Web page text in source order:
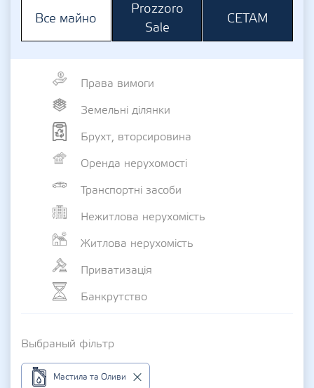
Все майно
Prozzoro
Sale
СЕТАМ
Права вимоги
Земельні ділянки
Брухт, вторсировина
Оренда нерухомості
Транспортні засоби
Нежитлова нерухомість
Житлова нерухомість
Приватизація
Банкрутство
Выбраный фільтр
Мастила та Оливи